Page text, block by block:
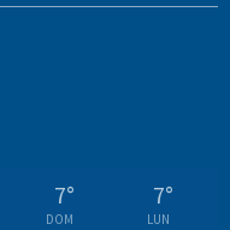
7°
DOM
7°
LUN